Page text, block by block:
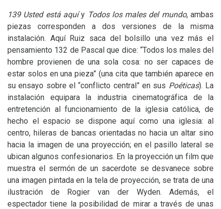
139 Usted está aquíy Todos los males del mundo, ambas
piezas corresponden a dos versiones de la misma
instalación. Aquí Ruiz saca del bolsillo una vez más el
pensamiento 132 de Pascal que dice: “Todos los males del
hombre provienen de una sola cosa: no ser capaces de
estar solos en una pieza” (una cita que también aparece en
su ensayo sobre el “conflicto central” en sus Poéticas). La
instalación equipara la industria cinematográfica de la
entretención al funcionamiento de la iglesia católica, de
hecho el espacio se dispone aquí como una iglesia: al
centro, hileras de bancas orientadas no hacia un altar sino
hacia la imagen de una proyección; en el pasillo lateral se
ubican algunos confesionarios. En la proyección un film que
muestra el sermón de un sacerdote se desvanece sobre
una imagen pintada en la tela de proyección, se trata de una
ilustración de Rogier van der Wyden. Además, el
espectador tiene la posibilidad de mirar a través de unas